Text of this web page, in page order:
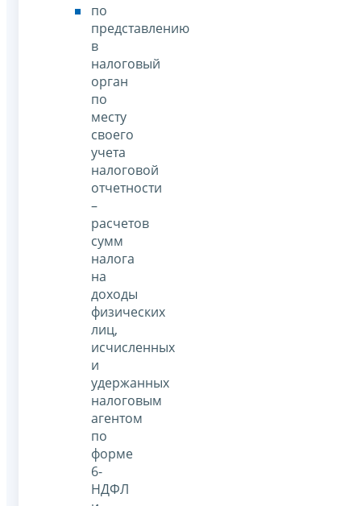
по
представлению
в
налоговый
орган
по
месту
своего
учета
налоговой
отчетности
–
расчетов
сумм
налога
на
доходы
физических
лиц,
исчисленных
и
удержанных
налоговым
агентом
по
форме
6-
НДФЛ